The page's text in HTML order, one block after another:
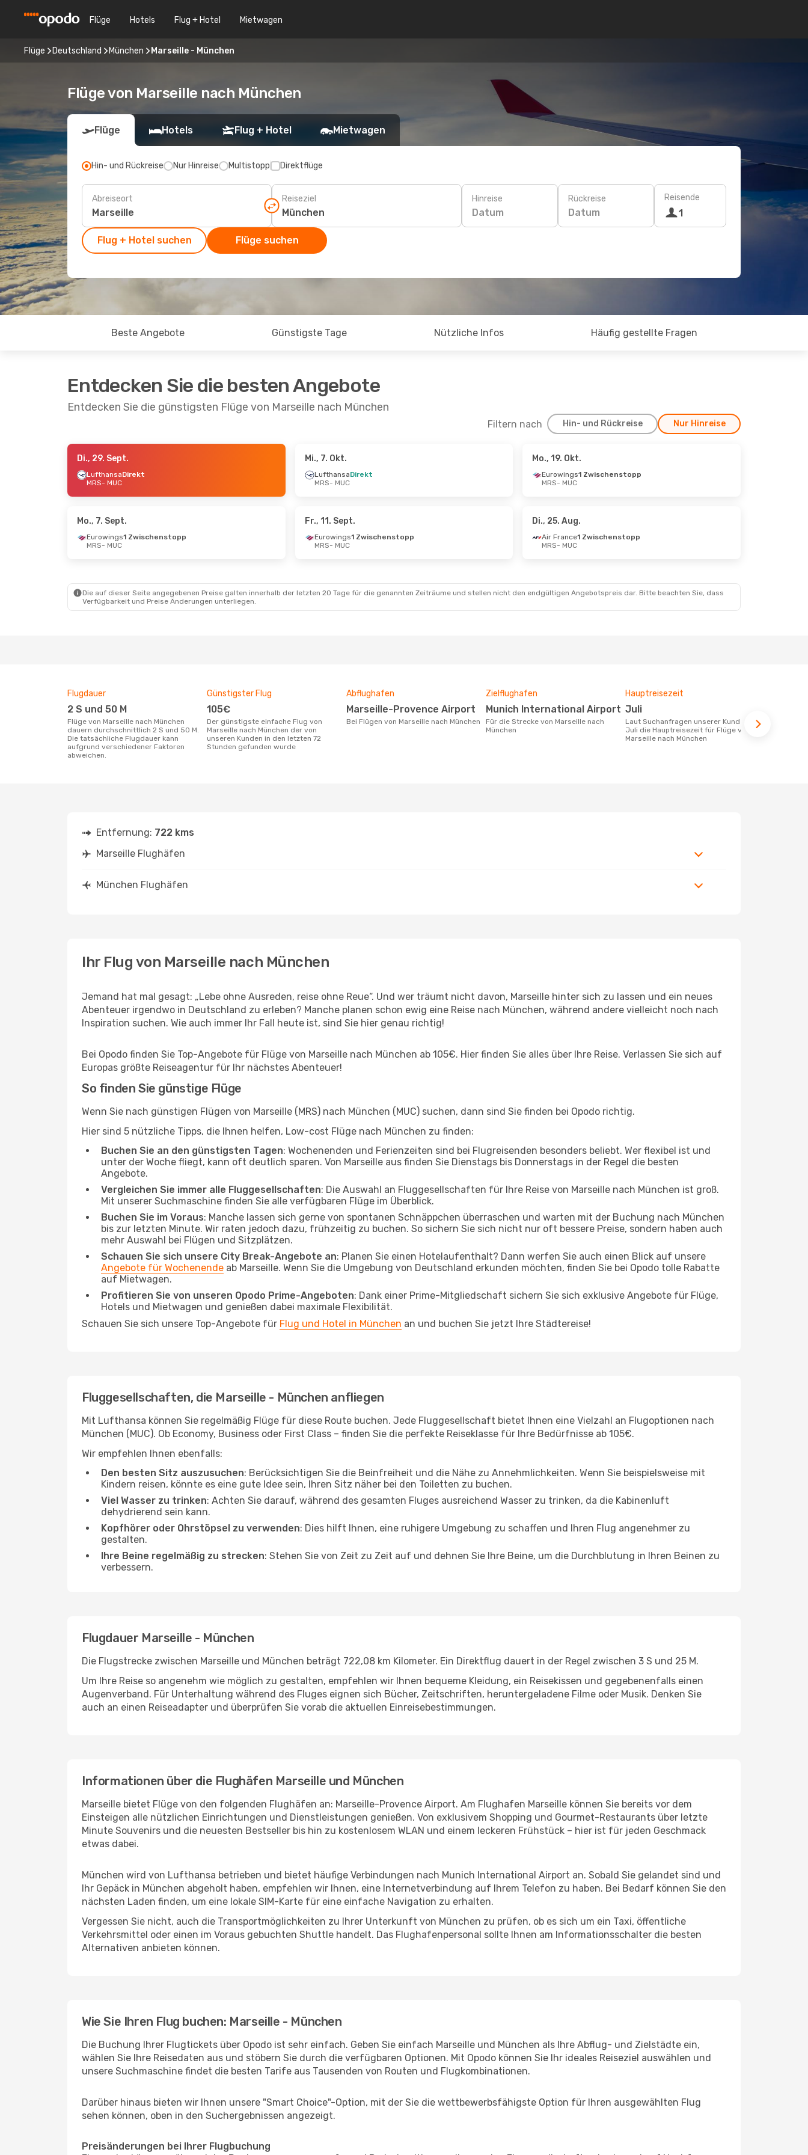
Flüge Hotels Flug + Hotel Mietwagen
Flüge Deutschland München Marseille - München
Flüge von Marseille nach München
Flüge Hotels Flug + Hotel Mietwagen
Hin- und Rückreise Nur Hinreise Multistopp Direktflüge
Abreiseort Reiseziel Hinreise
Datum
Rückreise
Datum
Reisende
1
Flug + Hotel suchen Flüge suchen
Beste Angebote Günstigste Tage Nützliche Infos Häufig gestellte Fragen
Entdecken Sie die besten Angebote
Entdecken Sie die günstigsten Flüge von Marseille nach München
Filtern nach Hin- und Rückreise Nur Hinreise
- Mo., 14. Sept. - Mi., 30. Sept.
- Di., 25. Aug. - Sa., 10. Okt.
1 Zwischenstopp
MUC
- So., 25. Okt.
MUC
- MRS
Di., 29. Sept.
LufthansaDirekt
MRS- MUC
Mi., 7. Okt.
LufthansaDirekt
MRS- MUC
Mo., 19. Okt.
Eurowings1 Zwischenstopp
MRS- MUC
Mo., 7. Sept.
Eurowings1 Zwischenstopp
MRS- MUC
Fr., 11. Sept.
Eurowings1 Zwischenstopp
MRS- MUC
Di., 25. Aug.
Air France1 Zwischenstopp
MRS- MUC
Die auf dieser Seite angegebenen Preise galten innerhalb der letzten 20 Tage für die genannten Zeiträume und stellen nicht den endgültigen Angebotspreis dar. Bitte beachten Sie, dass
Verfügbarkeit und Preise Änderungen unterliegen.
Flugdauer
2 S und 50 M
Flüge von Marseille nach München
dauern durchschnittlich 2 S und 50 M.
Die tatsächliche Flugdauer kann
aufgrund verschiedener Faktoren
abweichen.
Günstigster Flug
105€
Der günstigste einfache Flug von
Marseille nach München der von
unseren Kunden in den letzten 72
Stunden gefunden wurde
Abflughafen
Marseille-Provence Airport
Bei Flügen von Marseille nach München
Zielflughafen
Munich International Airport
Für die Strecke von Marseille nach
München
Hauptreisezeit
Juli
Laut Suchanfragen unserer Kunden ist
Juli die Hauptreisezeit für Flüge von
Marseille nach München
Entfernung: 722 kms
Marseille Flughäfen
München Flughäfen
Ihr Flug von Marseille nach München
Jemand hat mal gesagt: „Lebe ohne Ausreden, reise ohne Reue“. Und wer träumt nicht davon, Marseille hinter sich zu lassen und ein neues
Abenteuer irgendwo in Deutschland zu erleben? Manche planen schon ewig eine Reise nach München, während andere vielleicht noch nach
Inspiration suchen. Wie auch immer Ihr Fall heute ist, sind Sie hier genau richtig!
Bei Opodo finden Sie Top-Angebote für Flüge von Marseille nach München ab 105€. Hier finden Sie alles über Ihre Reise. Verlassen Sie sich auf
Europas größte Reiseagentur für Ihr nächstes Abenteuer!
So finden Sie günstige Flüge
Wenn Sie nach günstigen Flügen von Marseille (MRS) nach München (MUC) suchen, dann sind Sie finden bei Opodo richtig.
Hier sind 5 nützliche Tipps, die Ihnen helfen, Low-cost Flüge nach München zu finden:
Buchen Sie an den günstigsten Tagen: Wochenenden und Ferienzeiten sind bei Flugreisenden besonders beliebt. Wer flexibel ist und
unter der Woche fliegt, kann oft deutlich sparen. Von Marseille aus finden Sie Dienstags bis Donnerstags in der Regel die besten
Angebote.
Vergleichen Sie immer alle Fluggesellschaften: Die Auswahl an Fluggesellschaften für Ihre Reise von Marseille nach München ist groß.
Mit unserer Suchmaschine finden Sie alle verfügbaren Flüge im Überblick.
Buchen Sie im Voraus: Manche lassen sich gerne von spontanen Schnäppchen überraschen und warten mit der Buchung nach München
bis zur letzten Minute. Wir raten jedoch dazu, frühzeitig zu buchen. So sichern Sie sich nicht nur oft bessere Preise, sondern haben auch
mehr Auswahl bei Flügen und Sitzplätzen.
Schauen Sie sich unsere City Break-Angebote an: Planen Sie einen Hotelaufenthalt? Dann werfen Sie auch einen Blick auf unsere
Angebote für Wochenende ab Marseille. Wenn Sie die Umgebung von Deutschland erkunden möchten, finden Sie bei Opodo tolle Rabatte
auf Mietwagen.
Profitieren Sie von unseren Opodo Prime-Angeboten: Dank einer Prime-Mitgliedschaft sichern Sie sich exklusive Angebote für Flüge,
Hotels und Mietwagen und genießen dabei maximale Flexibilität.
Schauen Sie sich unsere Top-Angebote für Flug und Hotel in München an und buchen Sie jetzt Ihre Städtereise!
Fluggesellschaften, die Marseille - München anfliegen
Mit Lufthansa können Sie regelmäßig Flüge für diese Route buchen. Jede Fluggesellschaft bietet Ihnen eine Vielzahl an Flugoptionen nach
München (MUC). Ob Economy, Business oder First Class – finden Sie die perfekte Reiseklasse für Ihre Bedürfnisse ab 105€.
Wir empfehlen Ihnen ebenfalls:
Den besten Sitz auszusuchen: Berücksichtigen Sie die Beinfreiheit und die Nähe zu Annehmlichkeiten. Wenn Sie beispielsweise mit
Kindern reisen, könnte es eine gute Idee sein, Ihren Sitz näher bei den Toiletten zu buchen.
Viel Wasser zu trinken: Achten Sie darauf, während des gesamten Fluges ausreichend Wasser zu trinken, da die Kabinenluft
dehydrierend sein kann.
Kopfhörer oder Ohrstöpsel zu verwenden: Dies hilft Ihnen, eine ruhigere Umgebung zu schaffen und Ihren Flug angenehmer zu
gestalten.
Ihre Beine regelmäßig zu strecken: Stehen Sie von Zeit zu Zeit auf und dehnen Sie Ihre Beine, um die Durchblutung in Ihren Beinen zu
verbessern.
Flugdauer Marseille - München
Die Flugstrecke zwischen Marseille und München beträgt 722,08 km Kilometer. Ein Direktflug dauert in der Regel zwischen 3 S und 25 M.
Um Ihre Reise so angenehm wie möglich zu gestalten, empfehlen wir Ihnen bequeme Kleidung, ein Reisekissen und gegebenenfalls einen
Augenverband. Für Unterhaltung während des Fluges eignen sich Bücher, Zeitschriften, heruntergeladene Filme oder Musik. Denken Sie
auch an einen Reiseadapter und überprüfen Sie vorab die aktuellen Einreisebestimmungen.
Informationen über die Flughäfen Marseille und München
Marseille bietet Flüge von den folgenden Flughäfen an: Marseille-Provence Airport. Am Flughafen Marseille können Sie bereits vor dem
Einsteigen alle nützlichen Einrichtungen und Dienstleistungen genießen. Von exklusivem Shopping und Gourmet-Restaurants über letzte
Minute Souvenirs und die neuesten Bestseller bis hin zu kostenlosem WLAN und einem leckeren Frühstück – hier ist für jeden Geschmack
etwas dabei.
München wird von Lufthansa betrieben und bietet häufige Verbindungen nach Munich International Airport an. Sobald Sie gelandet sind und
Ihr Gepäck in München abgeholt haben, empfehlen wir Ihnen, eine Internetverbindung auf Ihrem Telefon zu haben. Bei Bedarf können Sie den
nächsten Laden finden, um eine lokale SIM-Karte für eine einfache Navigation zu erhalten.
Vergessen Sie nicht, auch die Transportmöglichkeiten zu Ihrer Unterkunft von München zu prüfen, ob es sich um ein Taxi, öffentliche
Verkehrsmittel oder einen im Voraus gebuchten Shuttle handelt. Das Flughafenpersonal sollte Ihnen am Informationsschalter die besten
Alternativen anbieten können.
Wie Sie Ihren Flug buchen: Marseille - München
Die Buchung Ihrer Flugtickets über Opodo ist sehr einfach. Geben Sie einfach Marseille und München als Ihre Abflug- und Zielstädte ein,
wählen Sie Ihre Reisedaten aus und stöbern Sie durch die verfügbaren Optionen. Mit Opodo können Sie Ihr ideales Reiseziel auswählen und
unsere Suchmaschine findet die besten Tarife aus Tausenden von Routen und Flugkombinationen.
Darüber hinaus bieten wir Ihnen unsere "Smart Choice"-Option, mit der Sie die wettbewerbsfähigste Option für Ihren ausgewählten Flug
sehen können, oben in den Suchergebnissen angezeigt.
Preisänderungen bei Ihrer Flugbuchung